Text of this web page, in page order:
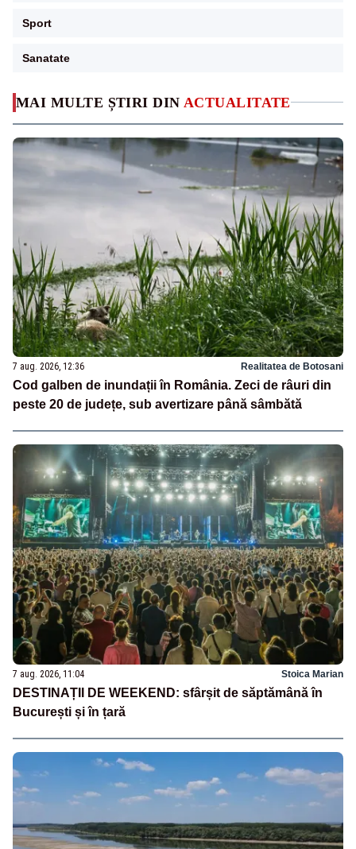
MAI MULTE ȘTIRI DIN ACTUALITATE
7 aug. 2026, 12:36 Realitatea de Botosani
Cod galben de inundații în România. Zeci de râuri din
peste 20 de județe, sub avertizare până sâmbătă
7 aug. 2026, 11:04 Stoica Marian
DESTINAȚII DE WEEKEND: sfârșit de săptămână în
București și în țară
Sport
Sanatate